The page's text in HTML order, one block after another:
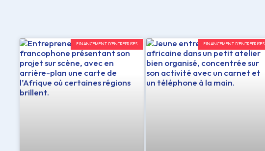
FINANCEMENT D'ENTREPRISES FINANCEMENT D'ENTREPRISES